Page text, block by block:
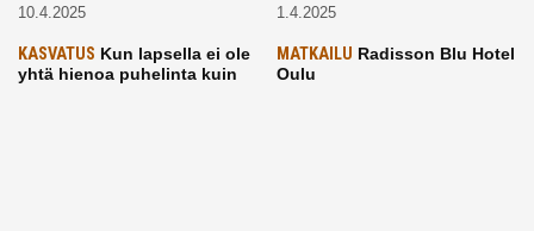
10.4.2025 1.4.2025
KASVATUS Kun lapsella ei ole
yhtä hienoa puhelinta kuin
MATKAILU Radisson Blu Hotel
Oulu